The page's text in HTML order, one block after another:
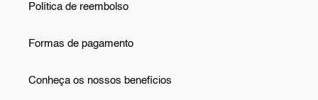
Política de reembolso
Formas de pagamento
Conheça os nossos benefícios